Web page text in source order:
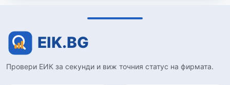
Провери ЕИК за секунди и виж точния статус на фирмата.